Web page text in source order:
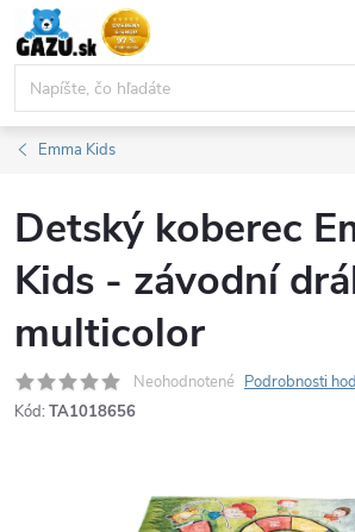
Prejsť
na
obsah
Emma Kids
Detský koberec
Kids - závodní
multicolor
Neohodnotené Podrobnosti
Kód: TA1018656